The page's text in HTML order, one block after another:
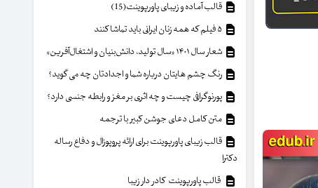
قالب آماده و زیبای پاورپوینت(15)
شعار سال ۱۴۰۱ «سال تولید، دانش‌بنیان و اشتغال‌آفرین»
رنگ چشم هایتان درباره شما و اجدادتان چه می گوید؟
پورنوگرافی چیست و چه اثری بر مغز و رابطه جنسی دارد؟
متن کامل دعای جوشن کبیر با ترجمه
قالب زیبای پاورپوینت برای ارائه پروپوزال و دفاع رساله
دکترا
قالب پاورپوینت کادر دار زیبا